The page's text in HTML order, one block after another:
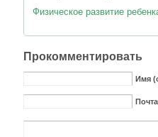
Физическое развитие
Прокомментировать
Имя